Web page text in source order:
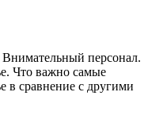
персонал.
Что важно самые
в сравнение с другими